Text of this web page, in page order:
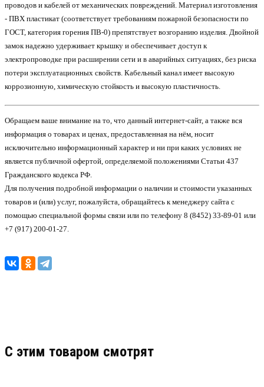
проводов и кабелей от механических повреждений. Материал изготовления
- ПВХ пластикат (соответствует требованиям пожарной безопасности по
ГОСТ, категория горения ПВ-0) препятствует возгоранию изделия. Двойной
замок надежно удерживает крышку и обеспечивает доступ к
электропроводке при расширении сети и в аварийных ситуациях, без риска
потери эксплуатационных свойств. Кабельный канал имеет высокую
коррозионную, химическую стойкость и высокую пластичность.
Обращаем ваше внимание на то, что данный интернет-сайт, а также вся
информация о товарах и ценах, предоставленная на нём, носит
исключительно информационный характер и ни при каких условиях не
является публичной офертой, определяемой положениями Статьи 437
Гражданского кодекса РФ.
Для получения подробной информации о наличии и стоимости указанных
товаров и (или) услуг, пожалуйста, обращайтесь к менеджеру сайта с
помощью специальной формы связи или по телефону 8 (8452) 33-89-01 или
+7 (917) 200-01-27.
C этим товаром смотрят